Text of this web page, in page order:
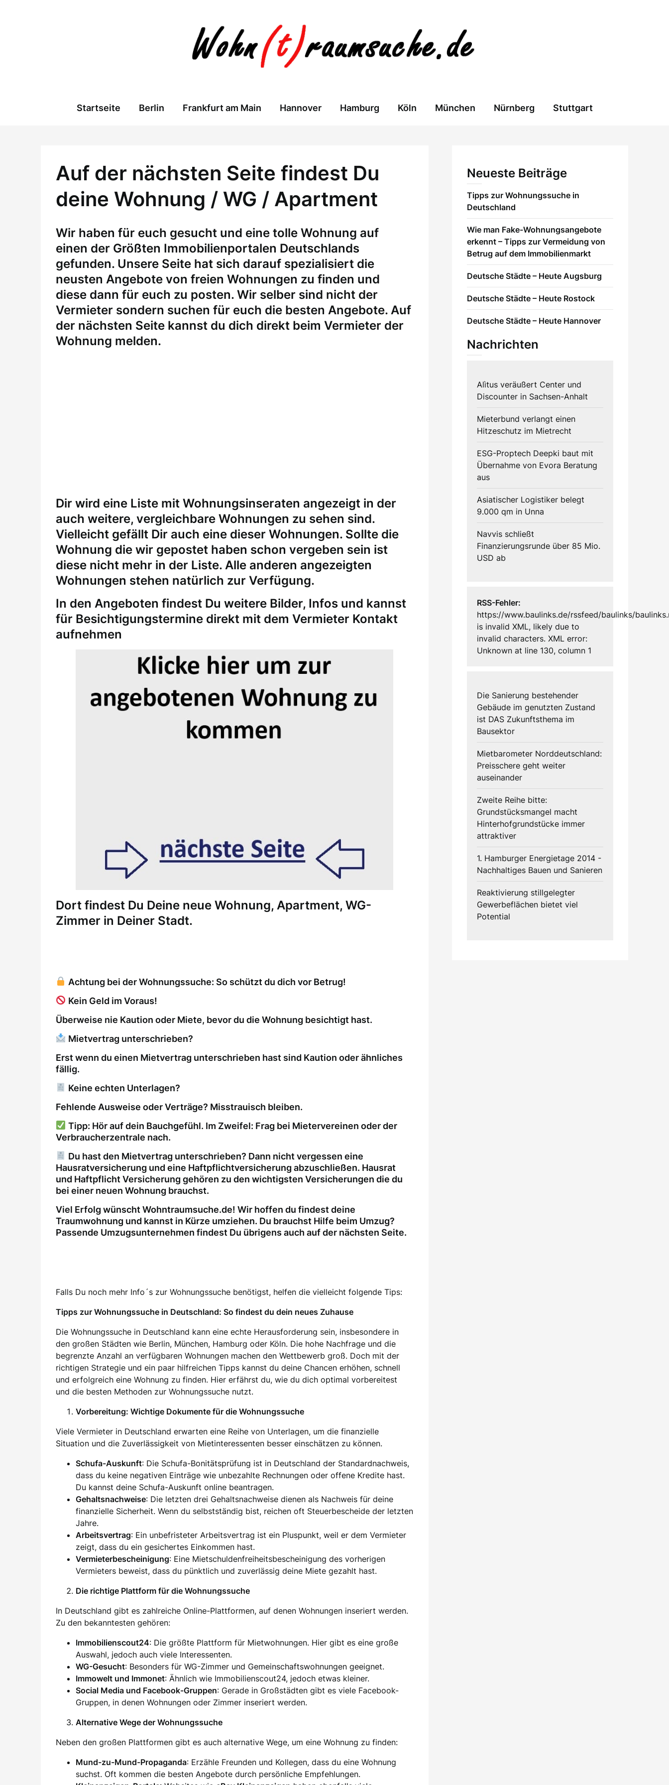
Startseite Berlin Frankfurt am Main Hannover Hamburg Köln München Nürnberg Stuttgart
Auf der nächsten Seite findest Du
deine Wohnung / WG / Apartment
Wir haben für euch gesucht und eine tolle Wohnung auf
einen der Größten Immobilienportalen Deutschlands
gefunden. Unsere Seite hat sich darauf spezialisiert die
neusten Angebote von freien Wohnungen zu finden und
diese dann für euch zu posten. Wir selber sind nicht der
Vermieter sondern suchen für euch die besten Angebote. Auf
der nächsten Seite kannst du dich direkt beim Vermieter der
Wohnung melden.
Dir wird eine Liste mit Wohnungsinseraten angezeigt in der
auch weitere, vergleichbare Wohnungen zu sehen sind.
Vielleicht gefällt Dir auch eine dieser Wohnungen. Sollte die
Wohnung die wir gepostet haben schon vergeben sein ist
diese nicht mehr in der Liste. Alle anderen angezeigten
Wohnungen stehen natürlich zur Verfügung.
In den Angeboten findest Du weitere Bilder, Infos und kannst
für Besichtigungstermine direkt mit dem Vermieter Kontakt
aufnehmen
Dort findest Du Deine neue Wohnung, Apartment, WG-
Zimmer in Deiner Stadt.
Achtung bei der Wohnungssuche: So schützt du dich vor Betrug!
Kein Geld im Voraus!
Überweise nie Kaution oder Miete, bevor du die Wohnung besichtigt hast.
Mietvertrag unterschrieben?
Erst wenn du einen Mietvertrag unterschrieben hast sind Kaution oder ähnliches
fällig.
Keine echten Unterlagen?
Fehlende Ausweise oder Verträge? Misstrauisch bleiben.
Tipp: Hör auf dein Bauchgefühl. Im Zweifel: Frag bei Mietervereinen oder der
Verbraucherzentrale nach.
Du hast den Mietvertrag unterschrieben? Dann nicht vergessen eine
Hausratversicherung und eine Haftpflichtversicherung abzuschließen. Hausrat
und Haftpflicht Versicherung gehören zu den wichtigsten Versicherungen die du
bei einer neuen Wohnung brauchst.
Viel Erfolg wünscht Wohntraumsuche.de! Wir hoffen du findest deine
Traumwohnung und kannst in Kürze umziehen. Du brauchst Hilfe beim Umzug?
Passende Umzugsunternehmen findest Du übrigens auch auf der nächsten Seite.
Falls Du noch mehr Info´s zur Wohnungssuche benötigst, helfen die vielleicht folgende Tips:
Tipps zur Wohnungssuche in Deutschland: So findest du dein neues Zuhause
Die Wohnungssuche in Deutschland kann eine echte Herausforderung sein, insbesondere in
den großen Städten wie Berlin, München, Hamburg oder Köln. Die hohe Nachfrage und die
begrenzte Anzahl an verfügbaren Wohnungen machen den Wettbewerb groß. Doch mit der
richtigen Strategie und ein paar hilfreichen Tipps kannst du deine Chancen erhöhen, schnell
und erfolgreich eine Wohnung zu finden. Hier erfährst du, wie du dich optimal vorbereitest
und die besten Methoden zur Wohnungssuche nutzt.
Vorbereitung: Wichtige Dokumente für die Wohnungssuche
Viele Vermieter in Deutschland erwarten eine Reihe von Unterlagen, um die finanzielle
Situation und die Zuverlässigkeit von Mietinteressenten besser einschätzen zu können.
Schufa-Auskunft: Die Schufa-Bonitätsprüfung ist in Deutschland der Standardnachweis,
dass du keine negativen Einträge wie unbezahlte Rechnungen oder offene Kredite hast.
Du kannst deine Schufa-Auskunft online beantragen.
Gehaltsnachweise: Die letzten drei Gehaltsnachweise dienen als Nachweis für deine
finanzielle Sicherheit. Wenn du selbstständig bist, reichen oft Steuerbescheide der letzten
Jahre.
Arbeitsvertrag: Ein unbefristeter Arbeitsvertrag ist ein Pluspunkt, weil er dem Vermieter
zeigt, dass du ein gesichertes Einkommen hast.
Vermieterbescheinigung: Eine Mietschuldenfreiheitsbescheinigung des vorherigen
Vermieters beweist, dass du pünktlich und zuverlässig deine Miete gezahlt hast.
Die richtige Plattform für die Wohnungssuche
In Deutschland gibt es zahlreiche Online-Plattformen, auf denen Wohnungen inseriert werden.
Zu den bekanntesten gehören:
Immobilienscout24: Die größte Plattform für Mietwohnungen. Hier gibt es eine große
Auswahl, jedoch auch viele Interessenten.
WG-Gesucht: Besonders für WG-Zimmer und Gemeinschaftswohnungen geeignet.
Immowelt und Immonet: Ähnlich wie Immobilienscout24, jedoch etwas kleiner.
Social Media und Facebook-Gruppen: Gerade in Großstädten gibt es viele Facebook-
Gruppen, in denen Wohnungen oder Zimmer inseriert werden.
Alternative Wege der Wohnungssuche
Neben den großen Plattformen gibt es auch alternative Wege, um eine Wohnung zu finden:
Mund-zu-Mund-Propaganda: Erzähle Freunden und Kollegen, dass du eine Wohnung
suchst. Oft kommen die besten Angebote durch persönliche Empfehlungen.
Neueste Beiträge
Tipps zur Wohnungssuche in
Deutschland
Wie man Fake-Wohnungsangebote
erkennt – Tipps zur Vermeidung von
Betrug auf dem Immobilienmarkt
Deutsche Städte – Heute Augsburg
Deutsche Städte – Heute Rostock
Deutsche Städte – Heute Hannover
Nachrichten
Alìtus veräußert Center und
Discounter in Sachsen-Anhalt
Mieterbund verlangt einen
Hitzeschutz im Mietrecht
ESG-Proptech Deepki baut mit
Übernahme von Evora Beratung
aus
Asiatischer Logistiker belegt
9.000 qm in Unna
Navvis schließt
Finanzierungsrunde über 85 Mio.
USD ab
RSS-Fehler:
https://www.baulinks.de/rssfeed/baulinks/
is invalid XML, likely due to
invalid characters. XML error:
Unknown at line 130, column 1
Die Sanierung bestehender
Gebäude im genutzten Zustand
ist DAS Zukunftsthema im
Bausektor
Mietbarometer Norddeutschland:
Preisschere geht weiter
auseinander
Zweite Reihe bitte:
Grundstücksmangel macht
Hinterhofgrundstücke immer
attraktiver
1. Hamburger Energietage 2014 -
Nachhaltiges Bauen und Sanieren
Reaktivierung stillgelegter
Gewerbeflächen bietet viel
Potential